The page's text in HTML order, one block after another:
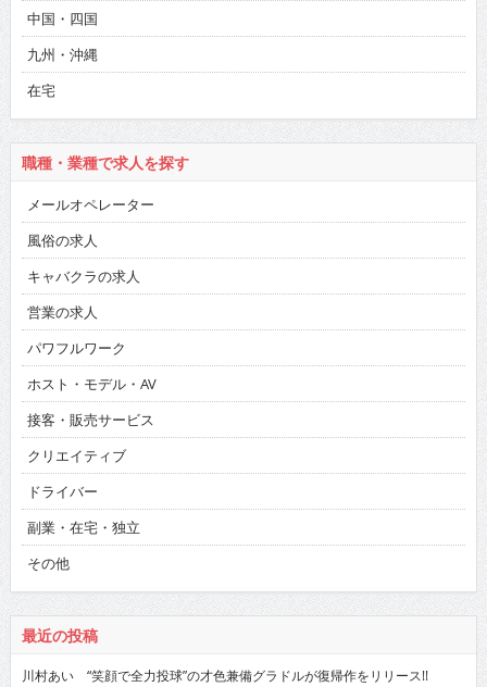
中国・四国
九州・沖縄
在宅
職種・業種で求人を探す
メールオペレーター
風俗の求人
キャバクラの求人
営業の求人
パワフルワーク
ホスト・モデル・AV
接客・販売サービス
クリエイティブ
ドライバー
副業・在宅・独立
その他
最近の投稿
川村あい “笑顔で全力投球”の才色兼備グラドルが復帰作をリリース!!